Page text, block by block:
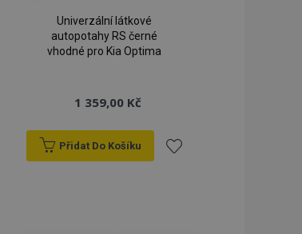
Univerzální látkové
autopotahy RS černé
vhodné pro Kia Optima
1 359,00 Kč
Přidat Do Košíku